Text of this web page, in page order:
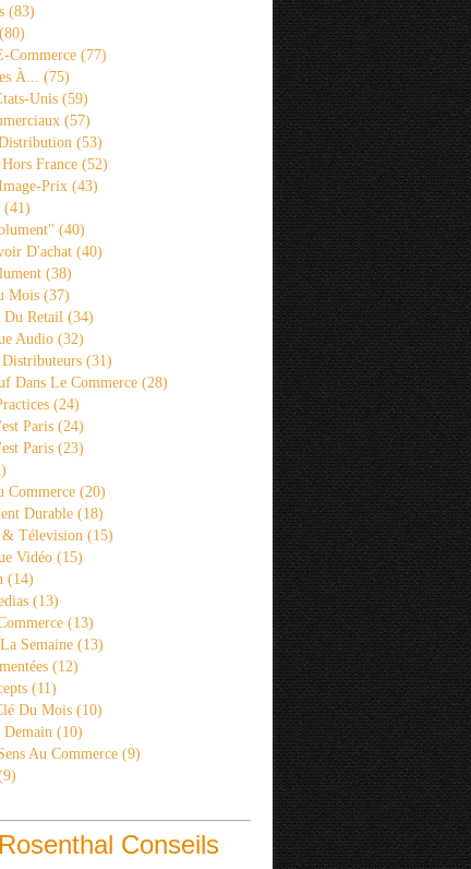
(83)
(80)
Commerce (77)
À... (75)
Unis (59)
(57)
(53)
France (52)
Prix (43)
(41)
(40)
D'achat (40)
(38)
Mois (37)
Du Retail (34)
Audio (32)
(31)
Dans Le Commerce (28)
(24)
Paris (24)
Paris (23)
Commerce (20)
Durable (18)
Télevision (15)
Vidéo (15)
(14)
(13)
(13)
Semaine (13)
(12)
(11)
Du Mois (10)
Demain (10)
Au Commerce (9)
Conseils